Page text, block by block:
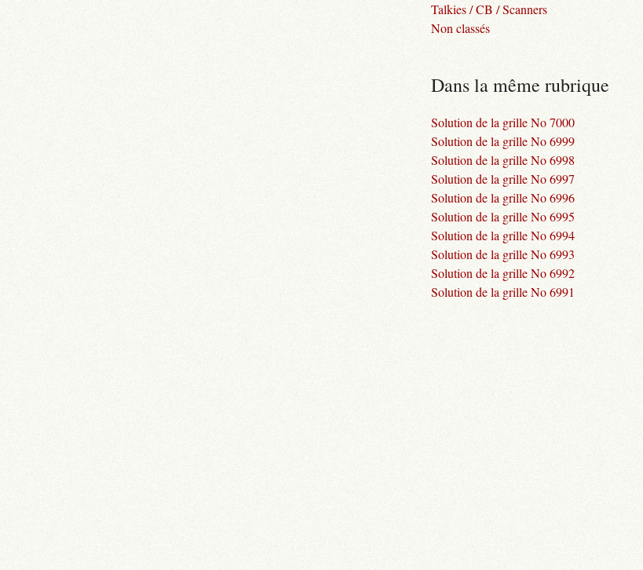
Talkies / CB / Scanners
Non classés
Dans la même rubrique
Solution de la grille No 7000
Solution de la grille No 6999
Solution de la grille No 6998
Solution de la grille No 6997
Solution de la grille No 6996
Solution de la grille No 6995
Solution de la grille No 6994
Solution de la grille No 6993
Solution de la grille No 6992
Solution de la grille No 6991